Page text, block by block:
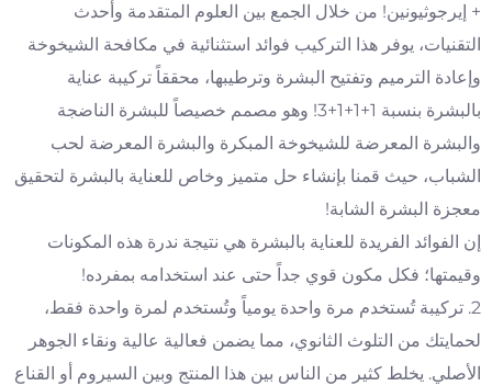
+ إيرجوثيونين! من خلال الجمع بين العلوم المتقدمة وأحدث
التقنيات، يوفر هذا التركيب فوائد استثنائية في مكافحة الشيخوخة
وإعادة الترميم وتفتيح البشرة وترطيبها، محققاً تركيبة عناية
بالبشرة بنسبة 1+1+1+3! وهو مصمم خصيصاً للبشرة الناضجة
والبشرة المعرضة للشيخوخة المبكرة والبشرة المعرضة لحب
الشباب، حيث قمنا بإنشاء حل متميز وخاص للعناية بالبشرة لتحقيق
معجزة البشرة الشابة!
إن الفوائد الفريدة للعناية بالبشرة هي نتيجة ندرة هذه المكونات
وقيمتها؛ فكل مكون قوي جداً حتى عند استخدامه بمفرده!
2. تركيبة تُستخدم مرة واحدة يومياً وتُستخدم لمرة واحدة فقط،
لحمايتك من التلوث الثانوي، مما يضمن فعالية عالية ونقاء الجوهر
الأصلي. يخلط كثير من الناس بين هذا المنتج وبين السيروم أو القناع